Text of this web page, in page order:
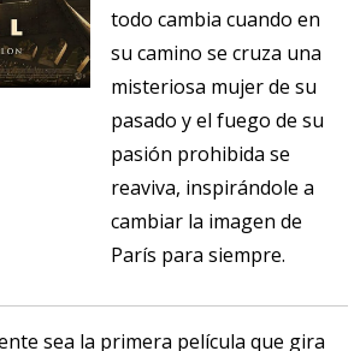
todo cambia cuando en
su camino se cruza una
misteriosa mujer de su
pasado y el fuego de su
pasión prohibida se
reaviva, inspirándole a
cambiar la imagen de
París para siempre.
sea la primera película que gira